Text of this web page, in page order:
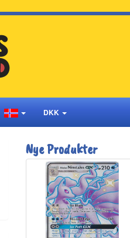
DKK
Nye Produkter